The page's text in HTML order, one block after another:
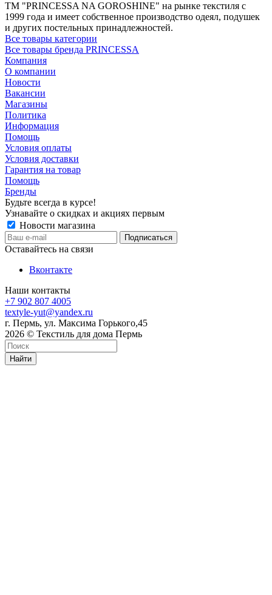
ТМ "PRINCESSA NA GOROSHINE" на рынке текстиля с
1999 года и имеет собственное производство одеял, подушек
и других постельных принадлежностей.
Все товары категории
Все товары бренда PRINCESSA
Компания
О компании
Новости
Вакансии
Магазины
Политика
Информация
Помощь
Условия оплаты
Условия доставки
Гарантия на товар
Помощь
Бренды
Будьте всегда в курсе!
Узнавайте о скидках и акциях первым
Новости магазина
Оставайтесь на связи
Вконтакте
Наши контакты
+7 902 807 4005
textyle-yut@yandex.ru
г. Пермь, ул. Максима Горького,45
2026 © Текстиль для дома Пермь
Найти